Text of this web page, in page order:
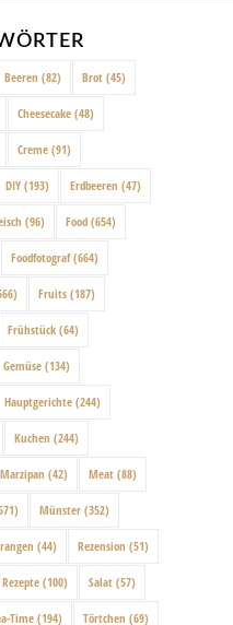
Beeren (82) Brot (45)
Cheesecake (48)
Creme (91)
DIY (193) Erdbeeren (47)
(96) Food (654)
Foodfotograf(664)
Fruits (187)
Frühstück (64)
Gemüse (134)
Hauptgerichte (244)
Kuchen (244)
Marzipan (42) Meat (88)
Münster (352)
(44) Rezension (51)
Rezepte (100) Salat (57)
Time (194) Törtchen (69)